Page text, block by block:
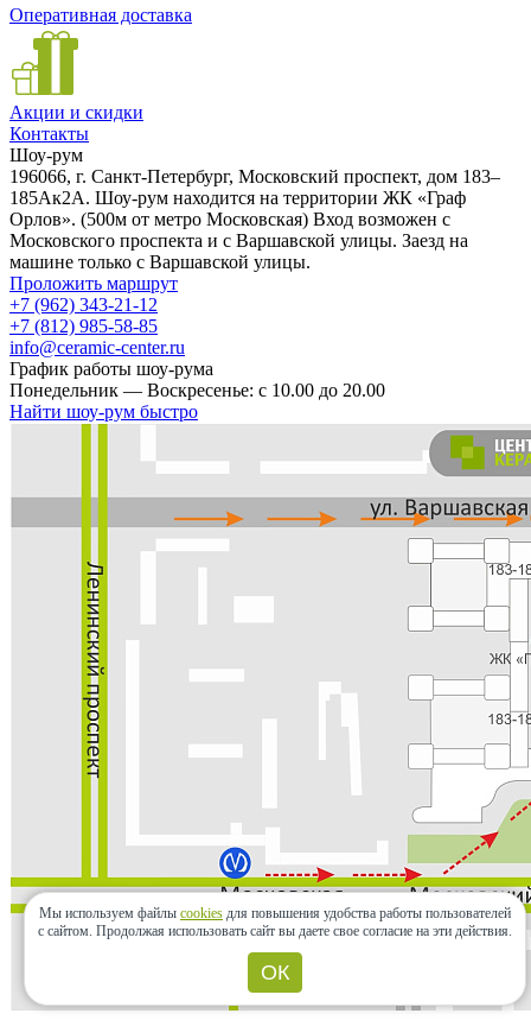
Оперативная доставка
Акции и скидки
Контакты
Шоу-рум
196066, г. Санкт-Петербург, Московский проспект, дом 183–
185Ак2А. Шоу-рум находится на территории ЖК «Граф
Орлов». (500м от метро Московская) Вход возможен с
Московского проспекта и с Варшавской улицы. Заезд на
машине только с Варшавской улицы.
Проложить маршрут
+7 (962) 343-21-12
+7 (812) 985-58-85
info@ceramic-center.ru
График работы шоу-рума
Понедельник — Воскресенье: с 10.00 до 20.00
Найти шоу-рум быстро
Мы используем файлы cookies для повышения удобства работы пользователей
с сайтом. Продолжая использовать сайт вы даете свое согласие на эти действия.
ОК